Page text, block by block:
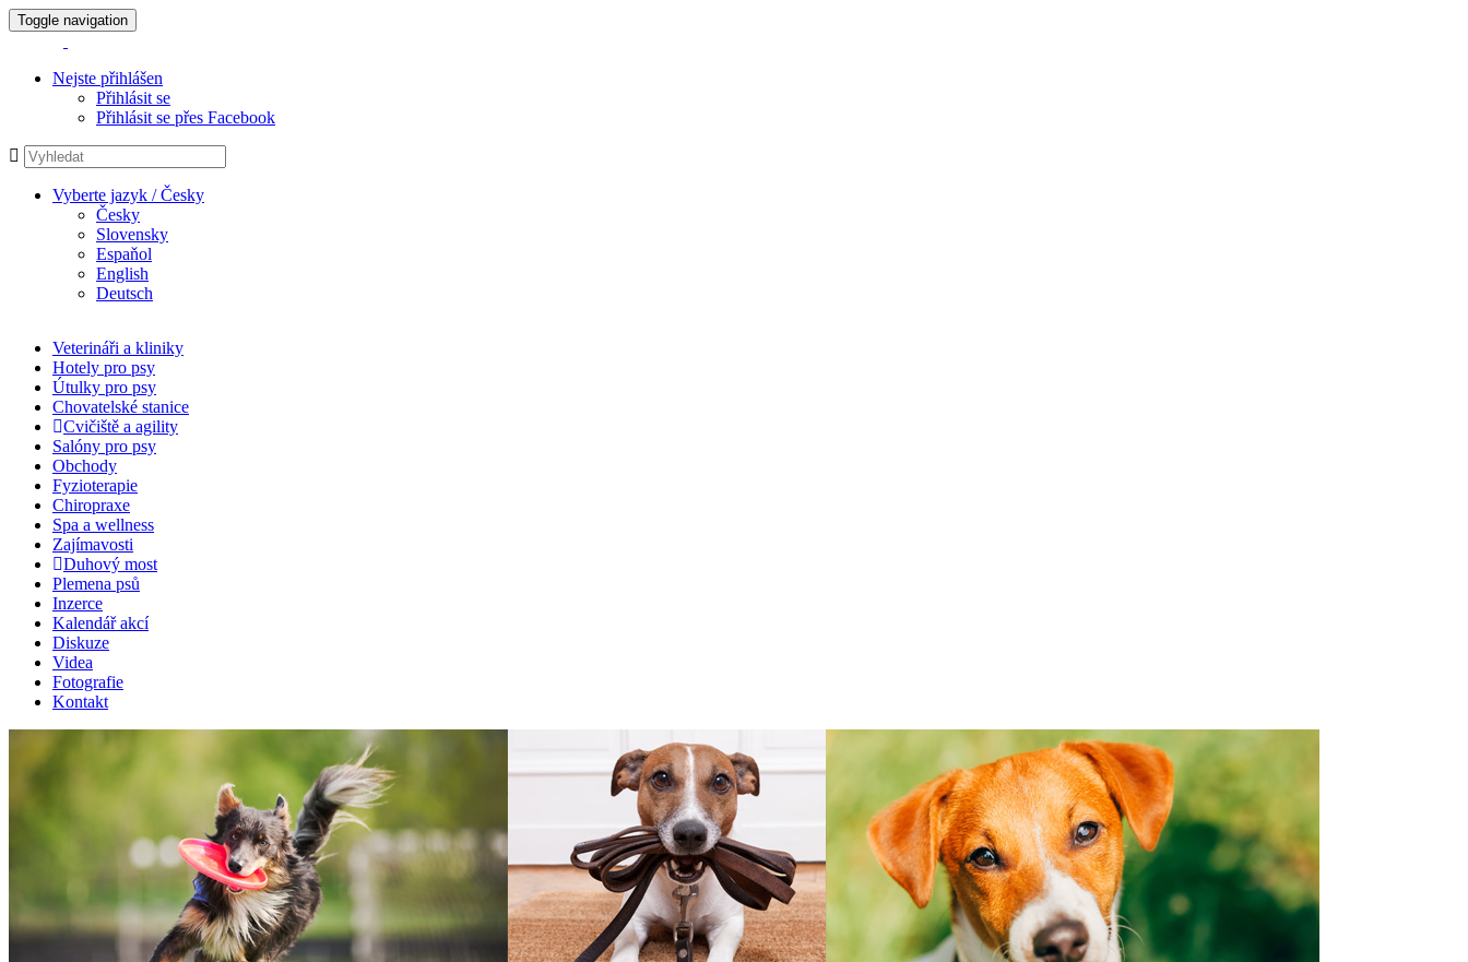
Toggle navigation
Nejste přihlášen
Přihlásit se
Přihlásit se přes Facebook
Vyberte jazyk / Česky
Česky
Slovensky
Espaňol
English
Deutsch
Veterináři a kliniky
Hotely pro psy
Útulky pro psy
Chovatelské stanice
Cvičiště a agility
Salóny pro psy
Obchody
Fyzioterapie
Chiropraxe
Spa a wellness
Zajímavosti
Duhový most
Plemena psů
Inzerce
Kalendář akcí
Diskuze
Videa
Fotografie
Kontakt